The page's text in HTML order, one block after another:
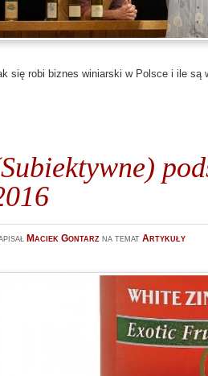
się robi biznes winiarski w Polsce i ile są
Maciek Gontarz na temat Artykuły